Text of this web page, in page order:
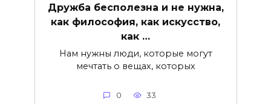
Дружба бесполезна и не нужна,
как философия, как искусство,
как …
Нам нужны люди, которые могут
мечтать о вещах, которых
0 33